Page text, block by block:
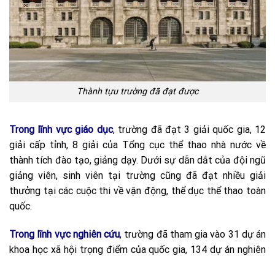
Thành tựu trường đã đạt được
Trong lĩnh vực giáo dục, trường đã đạt 3 giải quốc gia, 12
giải cấp tỉnh, 8 giải của Tổng cục thể thao nhà nước về
thành tích đào tạo, giảng dạy. Dưới sự dẫn dắt của đội ngũ
giảng viên, sinh viên tại trường cũng đã đạt nhiều giải
thưởng tại các cuộc thi về vận động, thể dục thể thao toàn
quốc.
Trong lĩnh vực nghiên cứu, trường đã tham gia vào 31 dự án
khoa học xã hội trọng điểm của quốc gia, 134 dự án nghiên